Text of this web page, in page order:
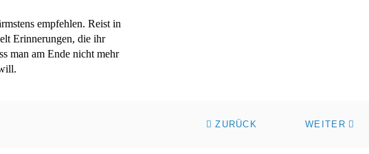
empfehlen. Reist in
Erinnerungen, die ihr
man am Ende nicht mehr
ZURÜCK WEITER